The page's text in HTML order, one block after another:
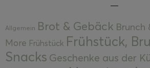
Allgemein Brot & Gebäck Brunch
More Frühstück Frühstück,
Snacks Geschenke aus der